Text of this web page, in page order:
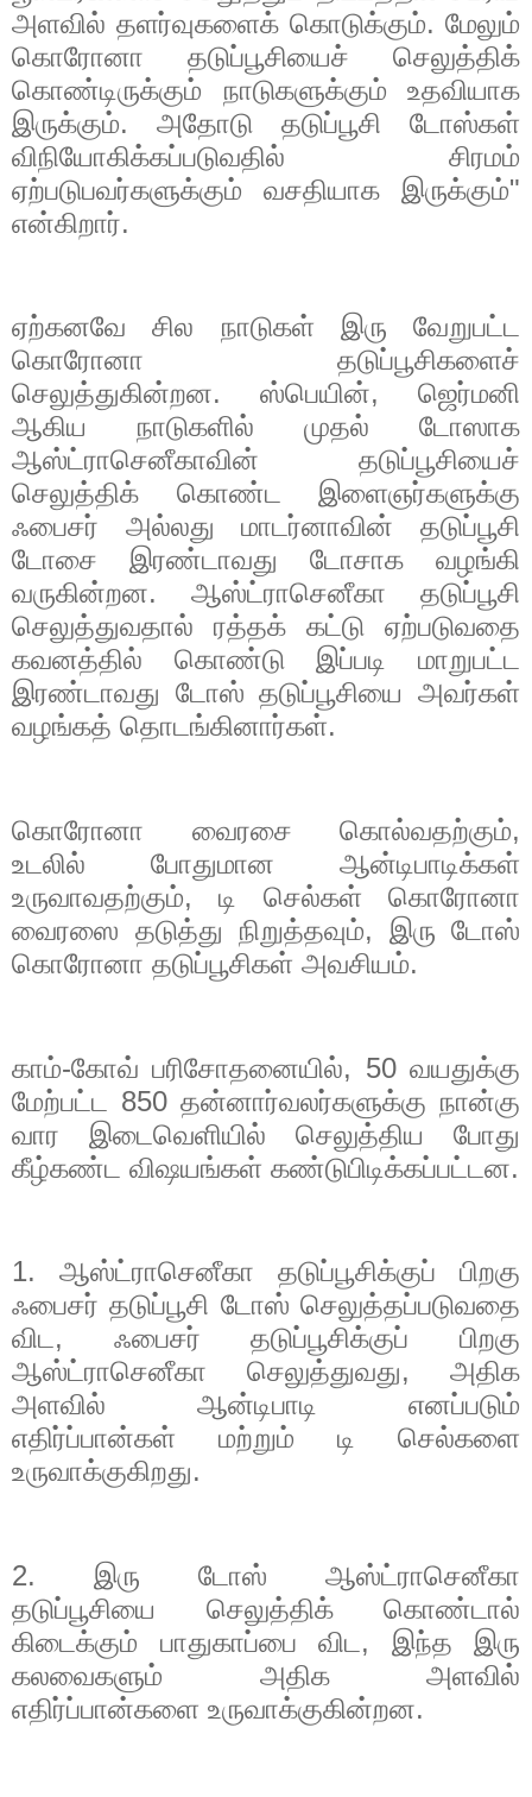
அளவில் தளர்வுகளைக் கொடுக்கும். மேலும்
கொரோனா தடுப்பூசியைச் செலுத்திக்
கொண்டிருக்கும் நாடுகளுக்கும் உதவியாக
இருக்கும். அதோடு தடுப்பூசி டோஸ்கள்
விநியோகிக்கப்படுவதில் சிரமம்
ஏற்படுபவர்களுக்கும் வசதியாக இருக்கும்"
என்கிறார்.
ஏற்கனவே சில நாடுகள் இரு வேறுபட்ட
கொரோனா தடுப்பூசிகளைச்
செலுத்துகின்றன. ஸ்பெயின், ஜெர்மனி
ஆகிய நாடுகளில் முதல் டோஸாக
ஆஸ்ட்ராசெனீகாவின் தடுப்பூசியைச்
செலுத்திக் கொண்ட இளைஞர்களுக்கு
ஃபைசர் அல்லது மாடர்னாவின் தடுப்பூசி
டோசை இரண்டாவது டோசாக வழங்கி
வருகின்றன. ஆஸ்ட்ராசெனீகா தடுப்பூசி
செலுத்துவதால் ரத்தக் கட்டு ஏற்படுவதை
கவனத்தில் கொண்டு இப்படி மாறுபட்ட
இரண்டாவது டோஸ் தடுப்பூசியை அவர்கள்
வழங்கத் தொடங்கினார்கள்.
கொரோனா வைரசை கொல்வதற்கும்,
உடலில் போதுமான ஆன்டிபாடிக்கள்
உருவாவதற்கும்,டி செல்கள் கொரோனா
வைரஸை தடுத்து நிறுத்தவும், இரு டோஸ்
கொரோனா தடுப்பூசிகள் அவசியம்.
காம்-கோவ் பரிசோதனையில், 50வயதுக்கு
மேற்பட்ட 850 தன்னார்வலர்களுக்கு நான்கு
வார இடைவெளியில் செலுத்திய போது
கீழ்கண்ட விஷயங்கள் கண்டுபிடிக்கப்பட்டன.
1. ஆஸ்ட்ராசெனீகா தடுப்பூசிக்குப் பிறகு
ஃபைசர் தடுப்பூசி டோஸ் செலுத்தப்படுவதை
விட , ஃபைசர் தடுப்பூசிக்குப் பிறகு
ஆஸ்ட்ராசெனீகா செலுத்துவது, அதிக
அளவில் ஆன்டிபாடி எனப்படும்
எதிர்ப்பான்கள் மற்றும் டி செல்களை
உருவாக்குகிறது.
2. இரு டோஸ் ஆஸ்ட்ராசெனீகா
தடுப்பூசியை செலுத்திக் கொண்டால்
கிடைக்கும் பாதுகாப்பை விட , இந்த இரு
கலவைகளும் அதிக அளவில்
எதிர்ப்பான்களை உருவாக்குகின்றன.